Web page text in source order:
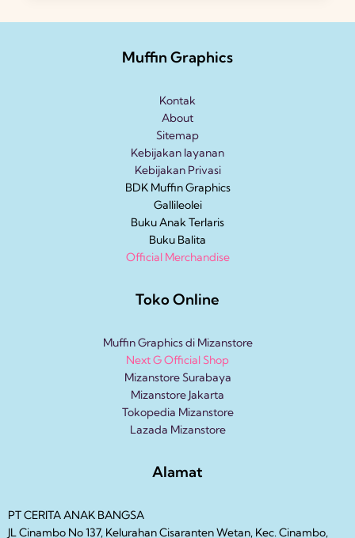
Muffin Graphics
Kontak
About
Sitemap
Kebijakan layanan
Kebijakan Privasi
BDK Muffin Graphics
Gallileolei
Buku Anak Terlaris
Buku Balita
Official Merchandise
Toko Online
Muffin Graphics di Mizanstore
Next G Official Shop
Mizanstore Surabaya
Mizanstore Jakarta
Tokopedia Mizanstore
Lazada Mizanstore
Alamat
PT CERITA ANAK BANGSA
JL Cinambo No 137, Kelurahan Cisaranten Wetan, Kec. Cinambo,